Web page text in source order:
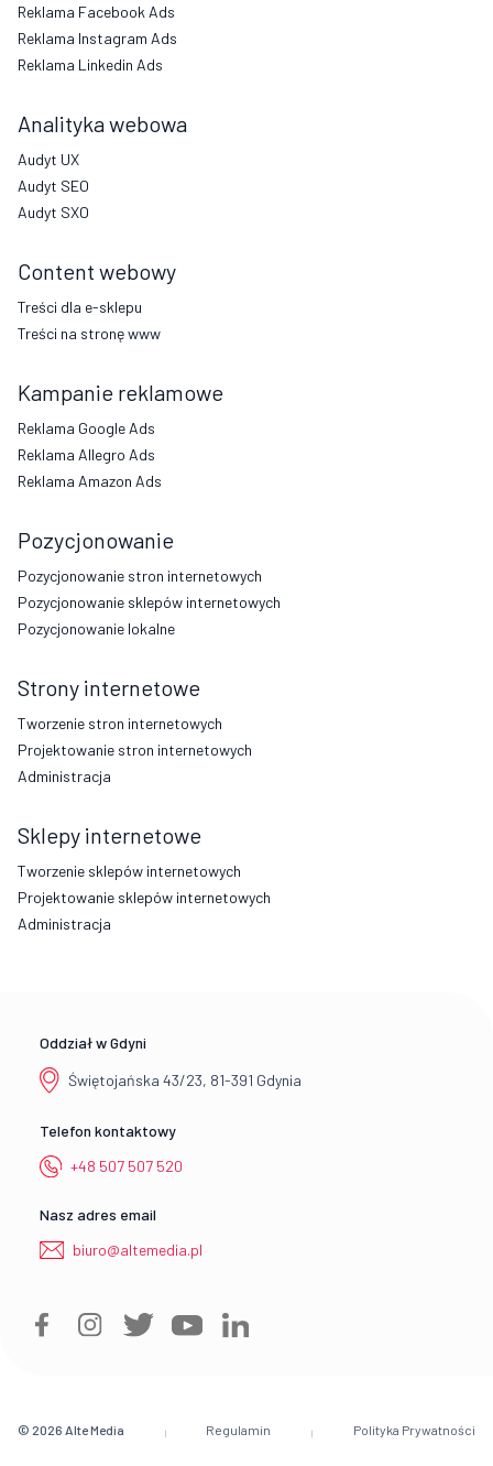
Reklama Facebook Ads
Reklama Instagram Ads
Reklama Linkedin Ads
Analityka webowa
Audyt UX
Audyt SEO
Audyt SXO
Content webowy
Treści dla e-sklepu
Treści na stronę www
Kampanie reklamowe
Reklama Google Ads
Reklama Allegro Ads
Reklama Amazon Ads
Pozycjonowanie
Pozycjonowanie stron internetowych
Pozycjonowanie sklepów internetowych
Pozycjonowanie lokalne
Strony internetowe
Tworzenie stron internetowych
Projektowanie stron internetowych
Administracja
Sklepy internetowe
Tworzenie sklepów internetowych
Projektowanie sklepów internetowych
Administracja
Oddział w Gdyni
Świętojańska 43/23, 81-391 Gdynia
Telefon kontaktowy
+48 507 507 520
Nasz adres email
biuro@altemedia.pl
© 2026 Alte Media Regulamin Polityka Prywatności